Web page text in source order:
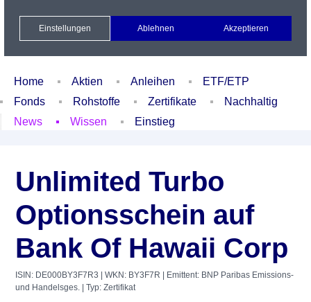
Xetra Realtime
Watchlist Portfolio Login
Home Aktien Anleihen
ETF/ETP
Fonds
Rohstoffe Zertifikate
Nachhaltig
News
Wissen Einstieg
Unlimited Turbo
Optionsschein auf
Bank Of Hawaii Corp
ISIN: DE000BY3F7R3 | WKN: BY3F7R | Emittent: BNP Paribas Emissions-
und Handelsges. | Typ: Zertifikat
Einstellungen Ablehnen Akzeptieren